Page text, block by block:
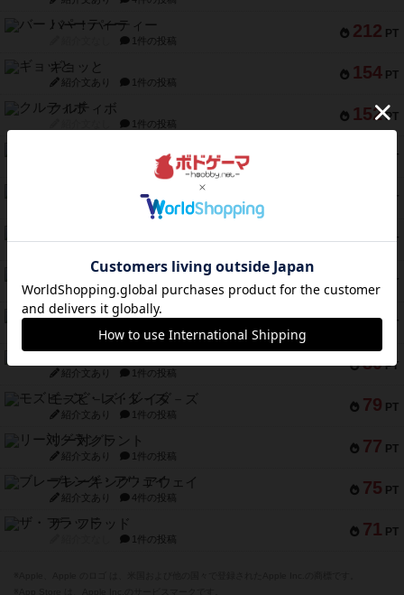
212 PT
バー！パーティー
1件の投稿
154 PT
ギョッと
紹介文あり 1件の投稿
152 PT
クルティボ
1件の投稿
PT
1件の投稿
PT
ドブル：ポケットモンスター
4件の投稿
118 PT
PT
ファースト・イン・フライト
紹介文あり 3件の投稿
88 PT
ダイススローン
紹介文なし 1件の投稿
80 PT
紹介文あり 1件の投稿
79 PT
モズビ－ズ・レイダ－ズ
紹介文あり 1件の投稿
77 PT
リー対グラント
紹介文あり 1件の投稿
75 PT
ブレーキング・アウェイ
紹介文あり 4件の投稿
71 PT
ザ・フラッド
1件の投稿